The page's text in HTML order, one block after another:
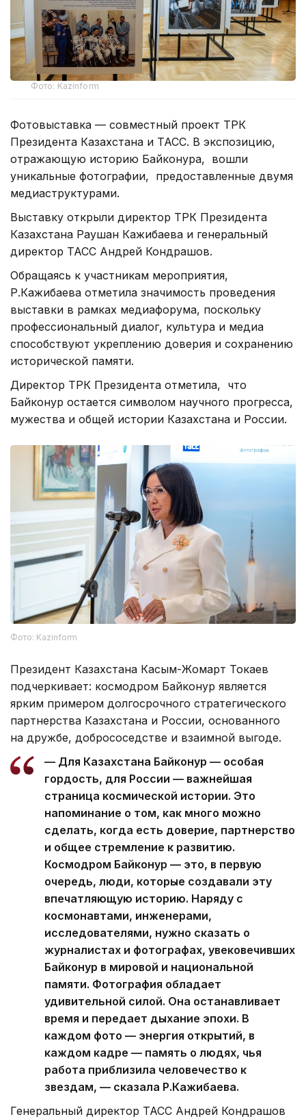
Фото: Kazinform
Фотовыставка — совместный проект ТРК
Президента Казахстана и ТАСС. В экспозицию,
отражающую историю Байконура, вошли
уникальные фотографии, предоставленные двумя
медиаструктурами.
Выставку открыли директор ТРК Президента
Казахстана Раушан Кажибаева и генеральный
директор ТАСС Андрей Кондрашов.
Обращаясь к участникам мероприятия,
Р.Кажибаева отметила значимость проведения
выставки в рамках медиафорума, поскольку
профессиональный диалог, культура и медиа
способствуют укреплению доверия и сохранению
исторической памяти.
Директор ТРК Президента отметила, что
Байконур остается символом научного прогресса,
мужества и общей истории Казахстана и России.
Фото: Kazinform
Президент Казахстана Касым-Жомарт Токаев
подчеркивает: космодром Байконур является
ярким примером долгосрочного стратегического
партнерства Казахстана и России, основанного
на дружбе, добрососедстве и взаимной выгоде.
— Для Казахстана Байконур — особая
гордость, для России — важнейшая
страница космической истории. Это
напоминание о том, как много можно
сделать, когда есть доверие, партнерство
и общее стремление к развитию.
Космодром Байконур — это, в первую
очередь, люди, которые создавали эту
впечатляющую историю. Наряду с
космонавтами, инженерами,
исследователями, нужно сказать о
журналистах и фотографах, увековечивших
Байконур в мировой и национальной
памяти. Фотография обладает
удивительной силой. Она останавливает
время и передает дыхание эпохи. В
каждом фото — энергия открытий, в
каждом кадре — память о людях, чья
работа приблизила человечество к
звездам, — сказала Р.Кажибаева.
Генеральный директор ТАСС Андрей Кондрашов